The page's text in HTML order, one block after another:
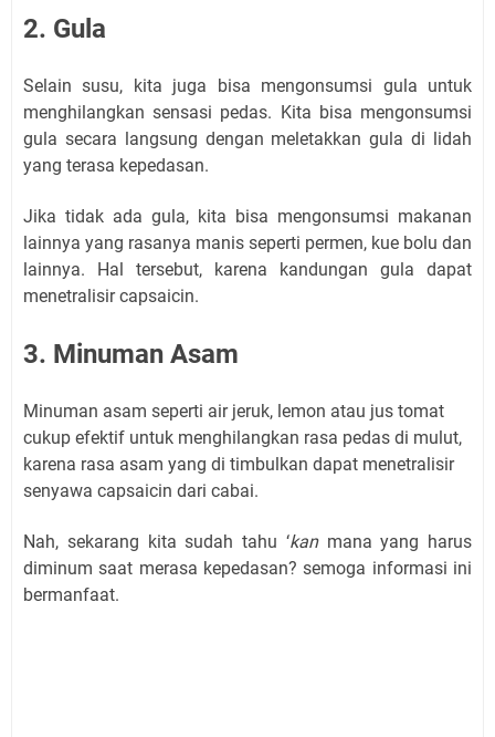
2. Gula
Selain susu, kita juga bisa mengonsumsi gula untuk
menghilangkan sensasi pedas. Kita bisa mengonsumsi
gula secara langsung dengan meletakkan gula di lidah
yang terasa kepedasan.
Jika tidak ada gula, kita bisa mengonsumsi makanan
lainnya yang rasanya manis seperti permen, kue bolu dan
lainnya. Hal tersebut, karena kandungan gula dapat
menetralisir capsaicin.
3. Minuman Asam
Minuman asam seperti air jeruk, lemon atau jus tomat
cukup efektif untuk menghilangkan rasa pedas di mulut,
karena rasa asam yang di timbulkan dapat menetralisir
senyawa capsaicin dari cabai.
Nah, sekarang kita sudah tahu ‘kan mana yang harus
diminum saat merasa kepedasan? semoga informasi ini
bermanfaat.